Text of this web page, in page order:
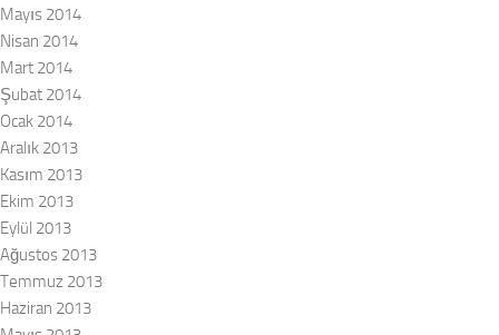
Mayıs 2014
Nisan 2014
Mart 2014
Şubat 2014
Ocak 2014
Aralık 2013
Kasım 2013
Ekim 2013
Eylül 2013
Ağustos 2013
Temmuz 2013
Haziran 2013